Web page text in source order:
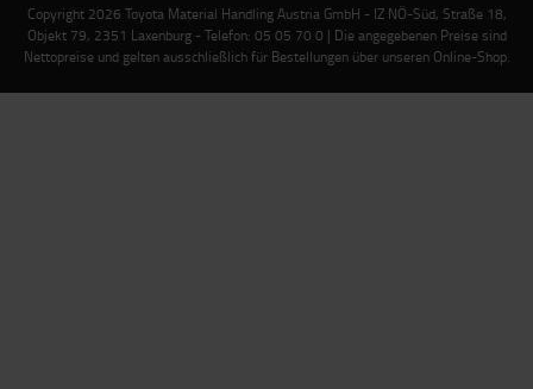
Copyright 2026 Toyota Material Handling Austria GmbH - IZ NÖ-Süd, Straße 18,
Objekt 79, 2351 Laxenburg - Telefon: 05 05 70 0 | Die angegebenen Preise sind
Nettopreise und gelten ausschließlich für Bestellungen über unseren Online-Shop.